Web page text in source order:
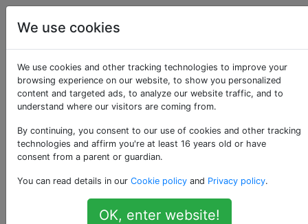
Parenting
Come dovrebbe un
bambino rispondere
ai coetanei che
chiedono la loro
adozione?
We use cookies
We use cookies and other tracking technologies to improve your
browsing experience on our website, to show you personalized
content and targeted ads, to analyze our website traffic, and to
understand where our visitors are coming from.
By continuing, you consent to our use of cookies and other tracking
technologies and affirm you're at least 16 years old or have
consent from a parent or guardian.
You can read details in our Cookie policy and Privacy policy.
OK, enter website!